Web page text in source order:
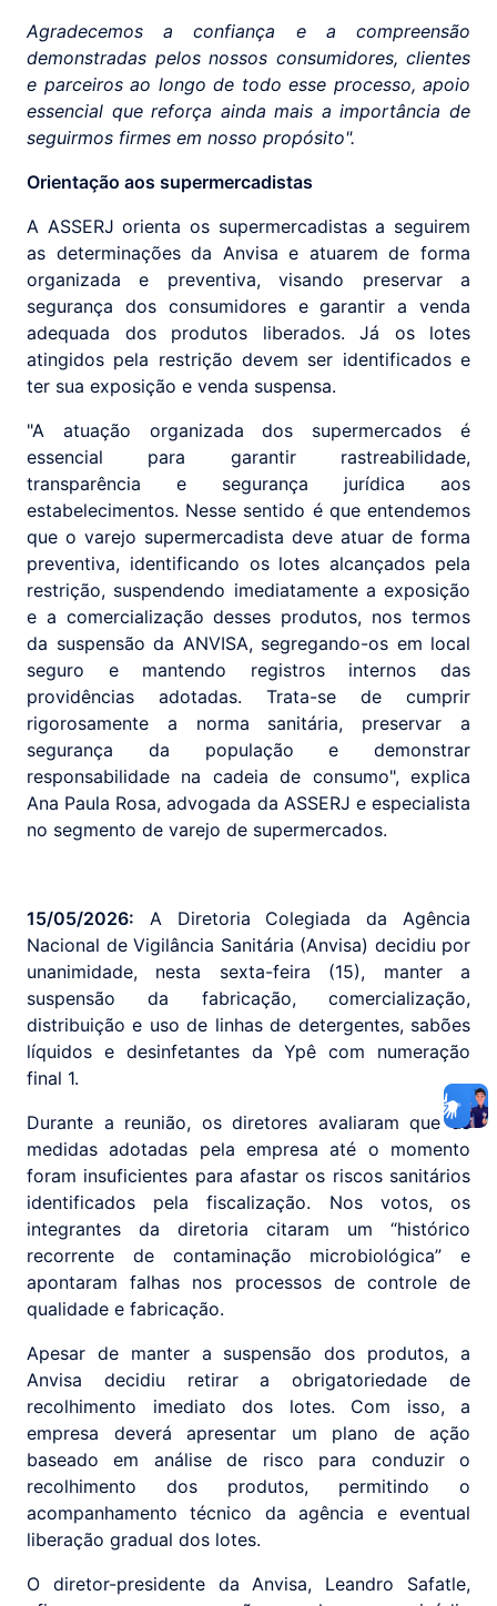
Agradecemos a confiança e a compreensão
demonstradas pelos nossos consumidores, clientes
e parceiros ao longo de todo esse processo, apoio
essencial que reforça ainda mais a importância de
seguirmos firmes em nosso propósito".
Orientação aos supermercadistas
A ASSERJ orienta os supermercadistas a seguirem
as determinações da Anvisa e atuarem de forma
organizada e preventiva, visando preservar a
segurança dos consumidores e garantir a venda
adequada dos produtos liberados. Já os lotes
atingidos pela restrição devem ser identificados e
ter sua exposição e venda suspensa.
"A atuação organizada dos supermercados é
essencial para garantir rastreabilidade,
transparência e segurança jurídica aos
estabelecimentos. Nesse sentido é que entendemos
que o varejo supermercadista deve atuar de forma
preventiva, identificando os lotes alcançados pela
restrição, suspendendo imediatamente a exposição
e a comercialização desses produtos, nos termos
da suspensão da ANVISA, segregando-os em local
seguro e mantendo registros internos das
providências adotadas. Trata-se de cumprir
rigorosamente a norma sanitária, preservar a
segurança da população e demonstrar
responsabilidade na cadeia de consumo", explica
Ana Paula Rosa, advogada da ASSERJ e especialista
no segmento de varejo de supermercados.
15/05/2026: A Diretoria Colegiada da Agência
Nacional de Vigilância Sanitária (Anvisa) decidiu por
unanimidade, nesta sexta-feira (15), manter a
suspensão da fabricação, comercialização,
distribuição e uso de linhas de detergentes, sabões
líquidos e desinfetantes da Ypê com numeração
final 1.
Durante a reunião, os diretores avaliaram que as
medidas adotadas pela empresa até o momento
foram insuficientes para afastar os riscos sanitários
identificados pela fiscalização. Nos votos, os
integrantes da diretoria citaram um “histórico
recorrente de contaminação microbiológica” e
apontaram falhas nos processos de controle de
qualidade e fabricação.
Apesar de manter a suspensão dos produtos, a
Anvisa decidiu retirar a obrigatoriedade de
recolhimento imediato dos lotes. Com isso, a
empresa deverá apresentar um plano de ação
baseado em análise de risco para conduzir o
recolhimento dos produtos, permitindo o
acompanhamento técnico da agência e eventual
liberação gradual dos lotes.
O diretor-presidente da Anvisa, Leandro Safatle,